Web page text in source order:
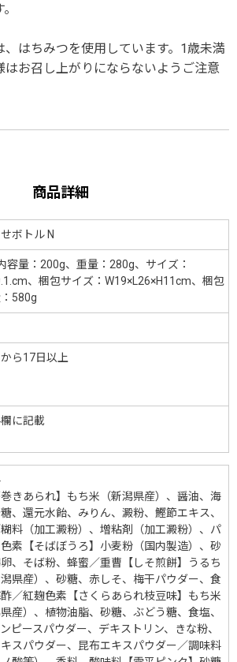
はちみつを使用しています。1歳未満
はお召し上がりにならないようご注意
商品詳細
ボトル N
容量：200g、重量：280g、サイズ：
、梱包サイズ：W19×L26×H11cm、梱包
580g
ら17日以上
に記載
巻きあられ】もち米（新潟県産）、醤油、海
、還元水飴、みりん、澱粉、鰹節エキス、
料（加工澱粉）、増粘剤（加工澱粉）、パ
素【そばぼうろ】小麦粉（国内製造）、砂
、そば粉、蜂蜜／重曹【しそ煎餅】うるち
県産）、砂糖、赤しそ、梅干パウダー、食
／紅麹色素【さくらあられ枝豆味】もち米
県産）、植物油脂、砂糖、ぶどう糖、食塩、
ピースパウダー、デキストリン、きな粉、
スパウダー、昆布エキスパウダー／調味料